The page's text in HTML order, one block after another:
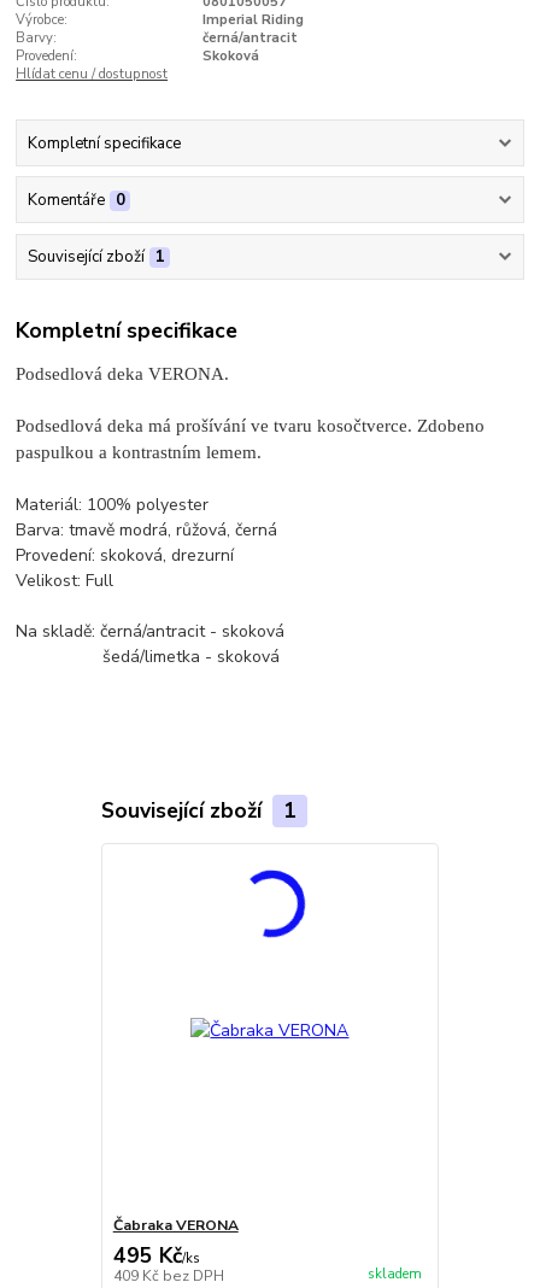
Výrobce:
Imperial Riding
Barvy:
černá/antracit
Provedení:
Skoková
Hlídat cenu / dostupnost
Kompletní specifikace
Komentáře 0
Související zboží 1
Kompletní specifikace
Podsedlová deka VERONA.
Podsedlová deka má prošívání ve tvaru kosočtverce. Zdobeno
paspulkou a kontrastním lemem.
Materiál: 100% polyester
Barva: tmavě modrá, růžová, černá
Provedení: skoková, drezurní
Velikost: Full
Na skladě: černá/antracit - skoková
šedá/limetka - skoková
Související zboží 1
Čabraka VERONA
495 Kč/ks
409 Kč bez DPH skladem